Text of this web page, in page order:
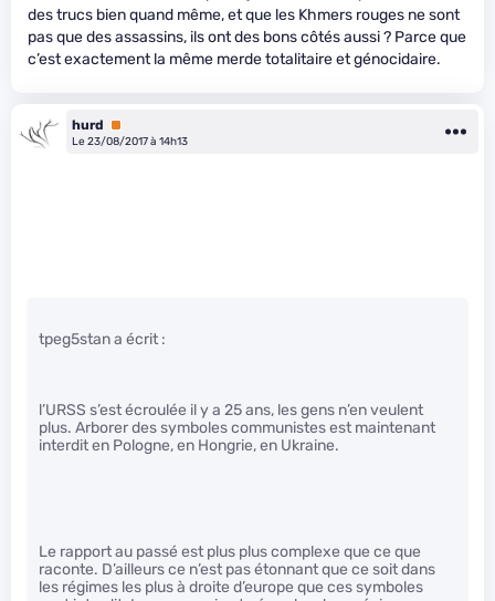
des trucs bien quand même, et que les Khmers rouges ne sont
pas que des assassins, ils ont des bons côtés aussi ? Parce que
c’est exactement la même merde totalitaire et génocidaire.
hurd
Premium
Le 23/08/2017 à 14h13
tpeg5stan a écrit :
l’URSS s’est écroulée il y a 25 ans, les gens n’en veulent
plus. Arborer des symboles communistes est maintenant
interdit en Pologne, en Hongrie, en Ukraine.
Le rapport au passé est plus plus complexe que ce que
raconte. D’ailleurs ce n’est pas étonnant que ce soit dans
les régimes les plus à droite d’europe que ces symboles